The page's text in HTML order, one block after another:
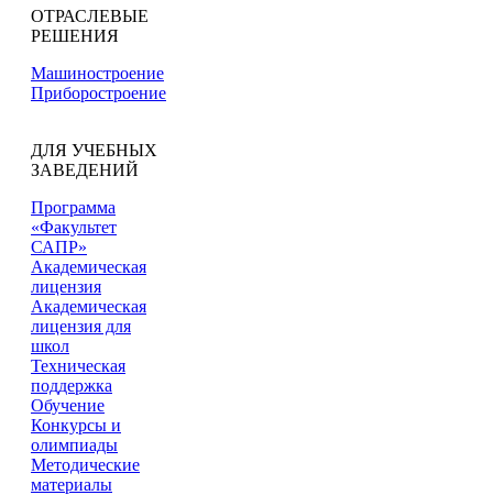
ОТРАСЛЕВЫЕ
РЕШЕНИЯ
Машиностроение
Приборостроение
ДЛЯ УЧЕБНЫХ
ЗАВЕДЕНИЙ
Программа
«Факультет
САПР»
Академическая
лицензия
Академическая
лицензия для
школ
Техническая
поддержка
Обучение
Конкурсы и
олимпиады
Методические
материалы